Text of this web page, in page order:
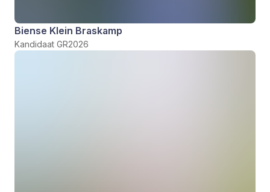
Biense Klein Braskamp
Kandidaat GR2026